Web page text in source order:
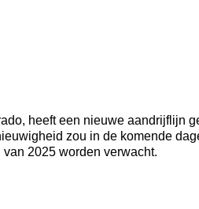
heeft een nieuwe aandrijflijn
zou in de komende
2025 worden verwacht.